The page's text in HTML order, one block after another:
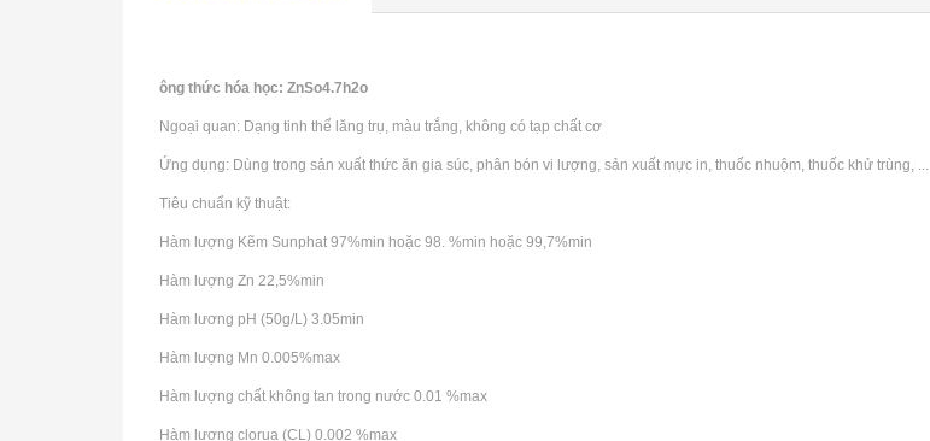
ông thức hóa học: ZnSo4.7h2o
Ngoại quan: Dạng tinh thể lăng trụ, màu trắng, không có tạp chất cơ
Ứng dụng: Dùng trong sản xuất thức ăn gia súc, phân bón vi lượng, sản xuất mực in, thuốc nhuộm, thuốc khử trùng, ...
Tiêu chuẩn kỹ thuật:
Hàm lượng Kẽm Sunphat 97%min hoặc 98. %min hoặc 99,7%min
Hàm lượng Zn 22,5%min
Hàm lương pH (50g/L) 3.05min
Hàm lượng Mn 0.005%max
Hàm lượng chất không tan trong nước 0.01 %max
Hàm lượng clorua (CL) 0.002 %max